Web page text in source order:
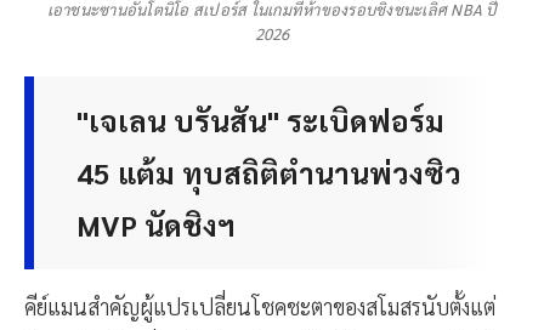
เอาชนะซานอันโตนิโอ สเปอร์ส ในเกมที่ห้าของรอบชิงชนะเลิศ NBA ปี
2026
"เจเลน บรันสัน" ระเบิดฟอร์ม
45 แต้ม ทุบสถิติตำนานพ่วงซิว
MVP นัดชิงฯ
คีย์แมนสำคัญผู้แปรเปลี่ยนโชคชะตาของสโมสรนับตั้งแต่